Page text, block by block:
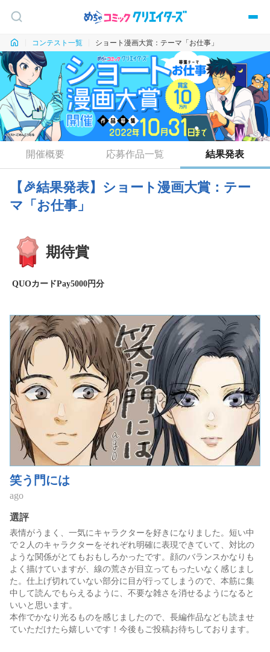
コンテスト一覧 ショート漫画大賞：テーマ「お仕事」
開催概要 応募作品一覧 結果発表
【🎉結果発表】 ショート漫画大賞：テー
マ「お仕事」
期待賞
QUOカードPay5000円分
笑う門には
ago
選評
表情がうまく、一気にキャラクターを好きになりました。短い中
で２人のキャラクターをそれぞれ明確に表現できていて、対比の
ような関係がとてもおもしろかったです。顔のバランスかなりも
よく描けていますが、線の荒さが目立ってもったいなく感じまし
た。仕上げ切れていない部分に目が行ってしまうので、本筋に集
中して読んでもらえるように、不要な雑さを消せるようになると
いいと思います。
本作でかなり光るものを感じましたので、長編作品なども読ませ
ていただけたら嬉しいです！今後もご投稿お待ちしております。